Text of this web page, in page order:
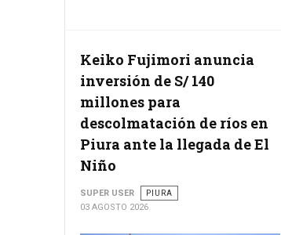
Keiko Fujimori anuncia
inversión de S/ 140
millones para
descolmatación de ríos en
Piura ante la llegada de El
Niño
SUPER USER
PIURA
03 AGOSTO 2026